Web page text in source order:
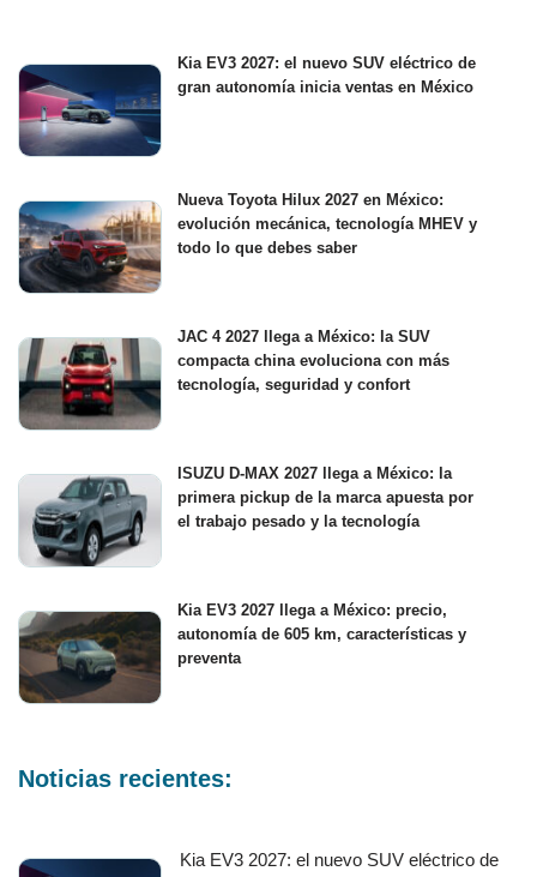
Kia EV3 2027: el nuevo SUV eléctrico de
gran autonomía inicia ventas en México
Nueva Toyota Hilux 2027 en México:
evolución mecánica, tecnología MHEV y
todo lo que debes saber
JAC 4 2027 llega a México: la SUV
compacta china evoluciona con más
tecnología, seguridad y confort
ISUZU D-MAX 2027 llega a México: la
primera pickup de la marca apuesta por
el trabajo pesado y la tecnología
Kia EV3 2027 llega a México: precio,
autonomía de 605 km, características y
preventa
Noticias recientes:
Kia EV3 2027: el nuevo SUV eléctrico de